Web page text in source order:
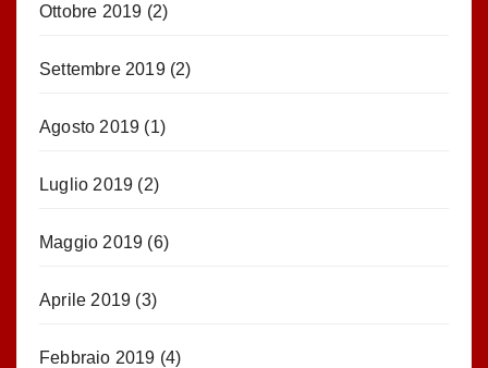
Ottobre 2019 (2)
Settembre 2019(2)
Agosto 2019 (1)
Luglio 2019 (2)
Maggio 2019 (6)
Aprile 2019 (3)
Febbraio 2019 (4)